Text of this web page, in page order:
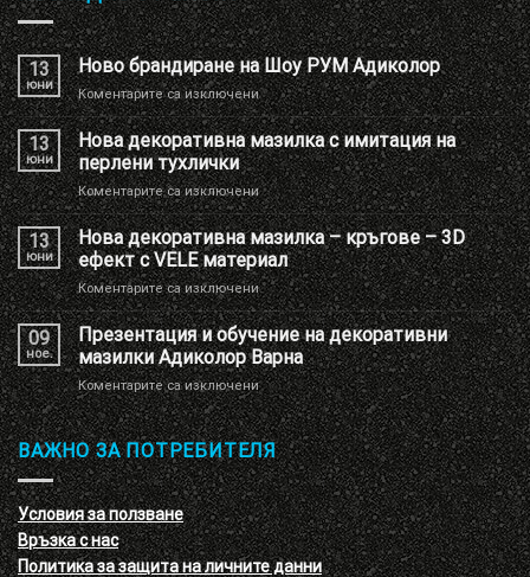
13
юни
Ново брандиране на Шоу РУМ Адиколор
Коментарите са изключениза
Ново
брандиране
на
Шоу
РУМ
Адиколор
13
юни
Нова декоративна мазилка с имитация на
перлени тухлички
Коментарите са изключениза
Нова
декоративна
мазилка
с
имитация
на
перлени
тухлички
13
юни
Нова декоративна мазилка – кръгове – 3D
ефект с VELE материал
Коментарите са изключениза
Нова
декоративна
мазилка
–
кръгове
–
3D
ефект
с
VELE
материал
09
ное.
Презентация и обучение на декоративни
мазилки Адиколор Варна
Коментарите са изключениза
Презентация
и
обучение
на
декоративни
мазилки
Адиколор
Варна
ВАЖНО ЗА ПОТРЕБИТЕЛЯ
Условия за ползване
Връзка с нас
Политика за защита на личните данни